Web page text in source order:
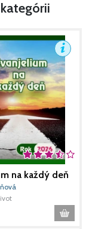
a
na každý deň